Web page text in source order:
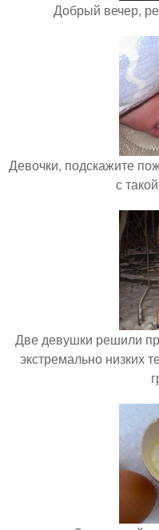
Добрый вечер,
Девочки, подскажите
с
Две девушки решили
экстремально низких